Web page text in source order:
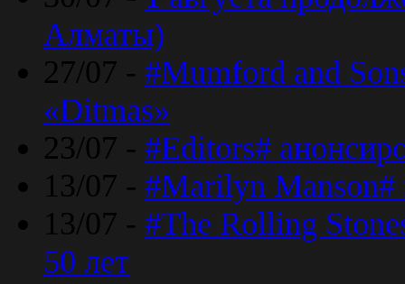
Алматы)
27/07 - #Mumford and
«Ditmas»
23/07 - #Editors#
13/07 - #Marilyn Manson#
13/07 - #The Rolling
50 лет